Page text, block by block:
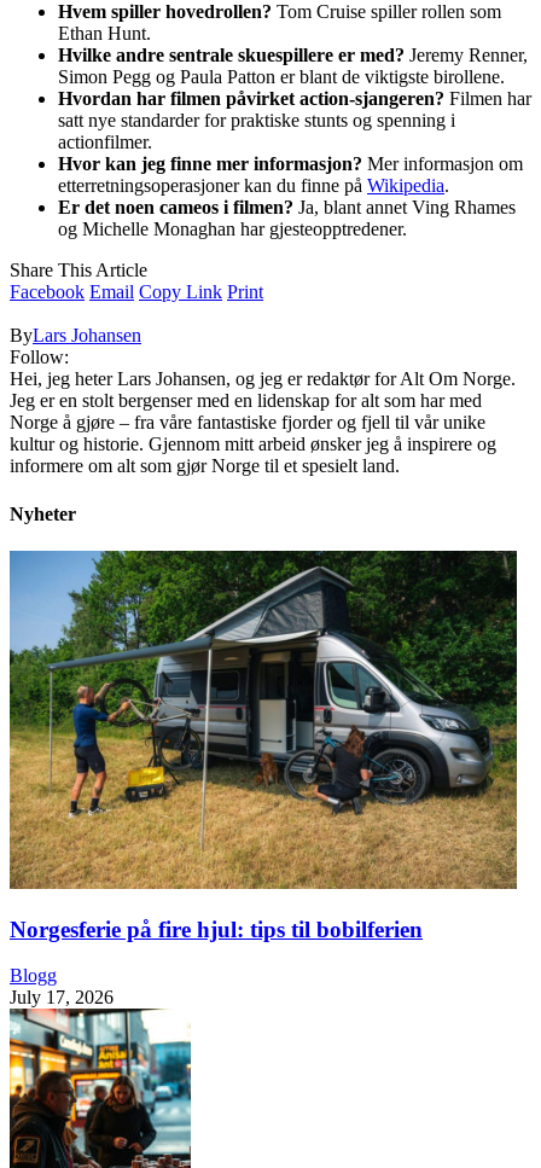
Hvem spiller hovedrollen? Tom Cruise spiller rollen som
Ethan Hunt.
Hvilke andre sentrale skuespillere er med? Jeremy Renner,
Simon Pegg og Paula Patton er blant de viktigste birollene.
Hvordan har filmen påvirket action-sjangeren? Filmen har
satt nye standarder for praktiske stunts og spenning i
actionfilmer.
Hvor kan jeg finne mer informasjon? Mer informasjon om
etterretningsoperasjoner kan du finne på Wikipedia.
Er det noen cameos i filmen? Ja, blant annet Ving Rhames
og Michelle Monaghan har gjesteopptredener.
Share This Article
Facebook Email Copy Link Print
ByLars Johansen
Follow:
Hei, jeg heter Lars Johansen, og jeg er redaktør for Alt Om Norge.
Jeg er en stolt bergenser med en lidenskap for alt som har med
Norge å gjøre – fra våre fantastiske fjorder og fjell til vår unike
kultur og historie. Gjennom mitt arbeid ønsker jeg å inspirere og
informere om alt som gjør Norge til et spesielt land.
Nyheter
Norgesferie på fire hjul: tips til bobilferien
Blogg
July 17, 2026